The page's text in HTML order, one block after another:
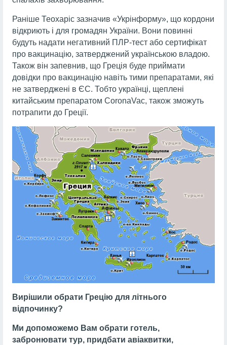
Раніше Теохаріс зазначив «Укрінформу», що кордони
відкриють і для громадян України. Вони повинні
будуть надати негативний ПЛР-тест або сертифікат
про вакцинацію, затверджений українською владою.
Також він запевнив, що Греція буде приймати
довідки про вакцинацію навіть тими препаратами, які
не затверджені в ЄС. Тобто українці, щеплені
китайським препаратом CoronaVac, також зможуть
потрапити до Греції.
Вирішили обрати Грецію для літнього
відпочинку?
Ми допоможемо Вам обрати готель,
забронювати тур, придбати авіаквитки,